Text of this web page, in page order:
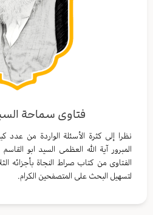
فتاوى سماحة
نظرا إلى كثرة الأسئلة الواردة من عدد
المبرور آية الله العظمى السيد ابو
الفتاوى من كتاب صراط النجاة بأجزائه
لتسهيل البحث على المتصفحين الكرام.